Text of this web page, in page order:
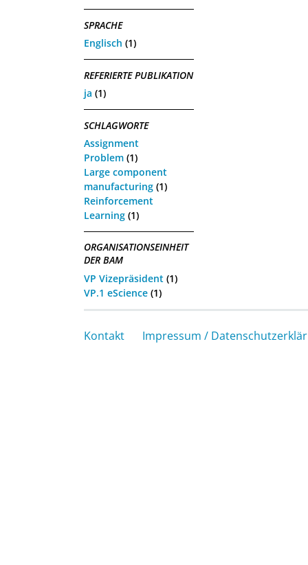
SPRACHE
Englisch (1)
REFERIERTE PUBLIKATION
ja (1)
SCHLAGWORTE
Assignment
Problem (1)
Large component
manufacturing (1)
Reinforcement
Learning (1)
ORGANISATIONSEINHEIT
DER BAM
VP Vizepräsident (1)
VP.1 eScience (1)
Kontakt Impressum /